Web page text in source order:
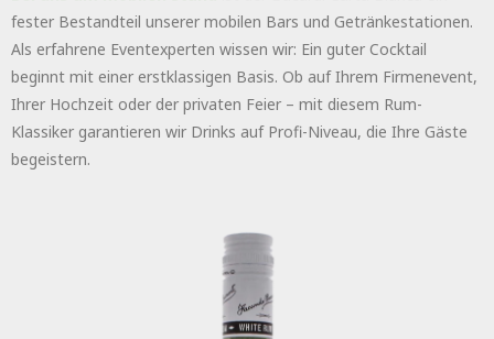
fester Bestandteil unserer mobilen Bars und Getränkestationen.
Als erfahrene Eventexperten wissen wir: Ein guter Cocktail
beginnt mit einer erstklassigen Basis. Ob auf Ihrem Firmenevent,
Ihrer Hochzeit oder der privaten Feier – mit diesem Rum-
Klassiker garantieren wir Drinks auf Profi-Niveau, die Ihre Gäste
begeistern.